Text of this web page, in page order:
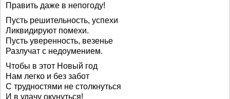
Править даже в непогоду!
Пусть решительность, успехи
Ликвидируют помехи.
Пусть уверенность, везенье
Разлучат с недоумением.
Чтобы в этот Новый год
Нам легко и без забот
С трудностями не столкнуться
И в удачу окунуться!